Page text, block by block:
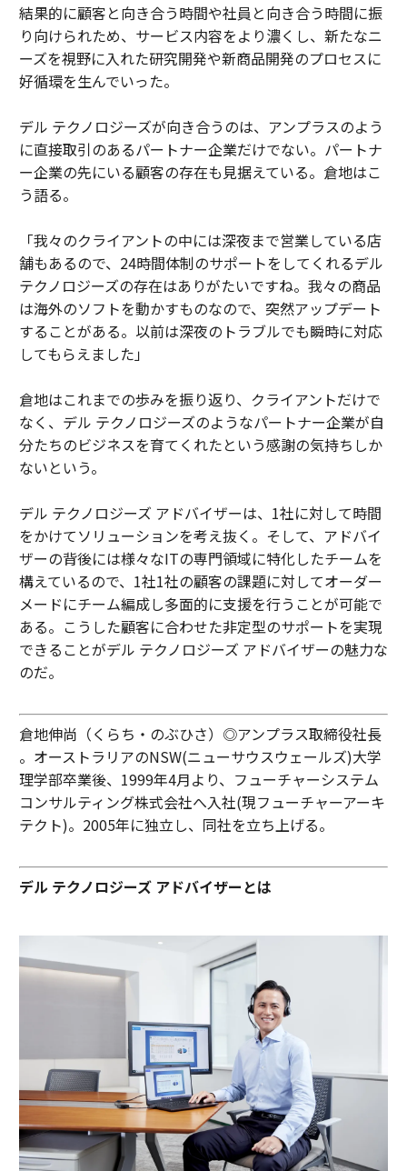
結果的に顧客と向き合う時間や社員と向き合う時間に振
り向けられため、サービス内容をより濃くし、新たなニ
ーズを視野に入れた研究開発や新商品開発のプロセスに
好循環を生んでいった。
デル テクノロジーズが向き合うのは、アンプラスのよう
に直接取引のあるパートナー企業だけでない。パートナ
ー企業の先にいる顧客の存在も見据えている。倉地はこ
う語る。
「我々のクライアントの中には深夜まで営業している店
舗もあるので、24時間体制のサポートをしてくれるデル
テクノロジーズの存在はありがたいですね。我々の商品
は海外のソフトを動かすものなので、突然アップデート
することがある。以前は深夜のトラブルでも瞬時に対応
してもらえました」
倉地はこれまでの歩みを振り返り、クライアントだけで
なく、デル テクノロジーズのようなパートナー企業が自
分たちのビジネスを育てくれたという感謝の気持ちしか
ないという。
デル テクノロジーズ アドバイザーは、1社に対して時間
をかけてソリューションを考え抜く。そして、アドバイ
ザーの背後には様々なITの専門領域に特化したチームを
構えているので、1社1社の顧客の課題に対してオーダー
メードにチーム編成し多面的に支援を行うことが可能で
ある。こうした顧客に合わせた非定型のサポートを実現
できることがデル テクノロジーズ アドバイザーの魅力な
のだ。
倉地伸尚（くらち・のぶひさ）◎アンプラス取締役社長
。オーストラリアのNSW(ニューサウスウェールズ)大学
理学部卒業後、1999年4月より、フューチャーシステム
コンサルティング株式会社へ入社(現フューチャーアーキ
テクト)。2005年に独立し、同社を立ち上げる。
デル テクノロジーズ アドバイザーとは